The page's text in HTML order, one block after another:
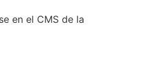
en el CMS de la